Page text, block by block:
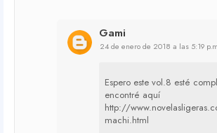
Gami
24 de enero de 2018 a las 5:19
Espero este vol.8 esté
encontré aquí
http://
machi.html